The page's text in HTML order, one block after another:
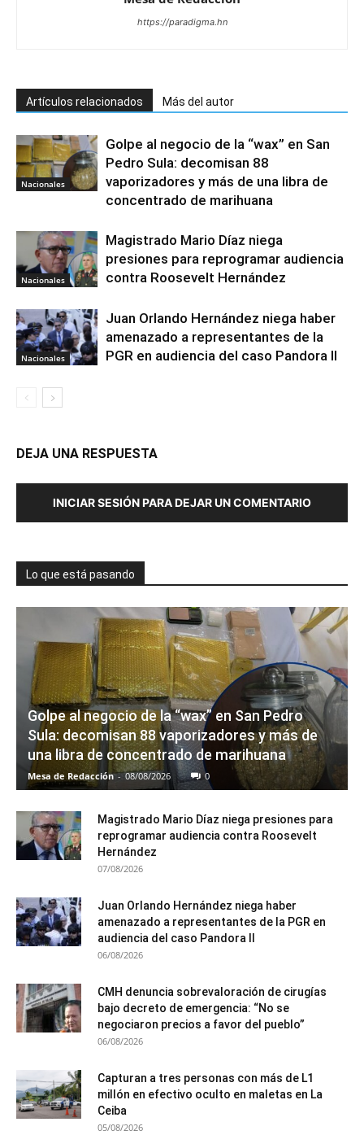
https://paradigma.hn
Artículos relacionados Más del autor
Nacionales
Golpe al negocio de la “wax” en San
Pedro Sula: decomisan 88
vaporizadores y más de una libra de
concentrado de marihuana
Nacionales
Magistrado Mario Díaz niega
presiones para reprogramar audiencia
contra Roosevelt Hernández
Nacionales
Juan Orlando Hernández niega haber
amenazado a representantes de la
PGR en audiencia del caso Pandora II
DEJA UNA RESPUESTA
INICIAR SESIÓN PARA DEJAR UN COMENTARIO
Lo que está pasando
Golpe al negocio de la “wax” en San Pedro
Sula: decomisan 88 vaporizadores y más de
una libra de concentrado de marihuana
Mesa de Redacción - 08/08/2026 0
Magistrado Mario Díaz niega presiones para
reprogramar audiencia contra Roosevelt
Hernández
07/08/2026
Juan Orlando Hernández niega haber
amenazado a representantes de la PGR en
audiencia del caso Pandora II
06/08/2026
CMH denuncia sobrevaloración de cirugías
bajo decreto de emergencia: “No se
negociaron precios a favor del pueblo”
06/08/2026
Capturan a tres personas con más de L1
millón en efectivo oculto en maletas en La
Ceiba
05/08/2026